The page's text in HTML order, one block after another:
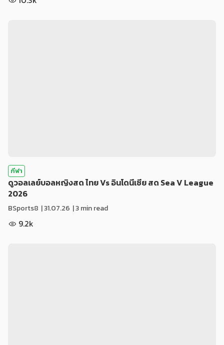
กีฬา
ดูวอลเลย์บอลหญิงสด ไทย Vs อินโดนีเซีย สด Sea V League
2026
BSports8 |31.07.26 | 3 min read
9.2k